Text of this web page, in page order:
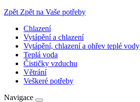
Zpět Zpět na Vaše potřeby
Chlazení
Vytápění a chlazení
Vytápění, chlazení a ohřev teplé vody
Teplá voda
Čističky vzduchu
Větrání
Veškeré potřeby
Navigace